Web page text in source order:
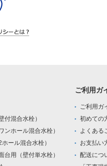
付混合水栓）
ンホール混合水栓）
ール混合水栓）
台用（壁付単水栓）
ご利用ガ
ご利用ガ
初めての
よくある
お支払い
配送につ